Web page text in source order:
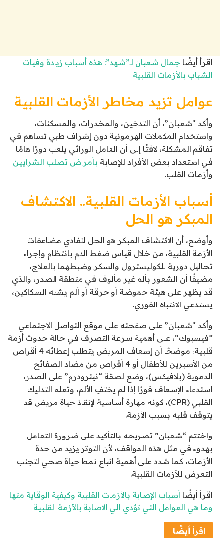
اقرأ أيضًا جمال شعبان لـ”شهد”: هذه أسباب زيادة وفيات
الشباب بالأزمات القلبية
عوامل تزيد مخاطر الأزمات القلبية
وأكد “شعبان”، أن التدخين، والمخدرات، والمسكنات،
واستخدام المكملات الهرمونية دون إشراف طبي تساهم في
تفاقم المشكلة، لافتًا إلى أن العامل الوراثي يلعب دورًا هامًا
في استعداد بعض الأفراد للإصابة بأمراض تصلب الشرايين
وأزمات القلب.
أسباب الأزمات القلبية.. الاكتشاف
المبكر هو الحل
وأوضح، أن الاكتشاف المبكر هو الحل لتفادي مضاعفات
الأزمة القلبية، من خلال قياس ضغط الدم بانتظام وإجراء
تحاليل دورية للكوليسترول والسكر وضبطهما بالعلاج،
مضيفًا أن الشعور بألم غير مألوف في منطقة الصدر، والذي
قد يظهر على هيئة حموضة أو حرقة أو ألم يشبه السكاكين،
يستدعي الانتباه الفوري.
وأكد “شعبان” على صفحته على موقع التواصل الاجتماعي
“فيسبوك”، على أهمية سرعة التصرف في حالة حدوث أزمة
قلبية، موضحًا أن إسعاف المريض يتطلب إعطائه 4 أقراص
من الأسبرين للأطفال أو 4 أقراص من مضاد الصفائح
الدموية (بلافيكس)، وضع لصقة “نيترودرم” على الصدر،
استدعاء الإسعاف فورًا إذا لم يختفِ الألم، وتعلم التدليك
القلبي (CPR)، كونه مهارة أساسية لإنقاذ حياة مريض قد
يتوقف قلبه بسبب الأزمة.
واختتم “شعبان” تصريحه بالتأكيد على ضرورة التعامل
بهدوء في مثل هذه المواقف، لأن التوتر يزيد من حدة
الأزمات، كما شدد على أهمية اتباع نمط حياة صحي لتجنب
التعرض للأزمات القلبية.
اقرأ أيضًا أسباب الإصابة بالأزمات القلبية وكيفية الوقاية منها
وما هي العوامل التي تؤدي الي الاصابة بالأزمة القلبية
اقرأ أيضًا